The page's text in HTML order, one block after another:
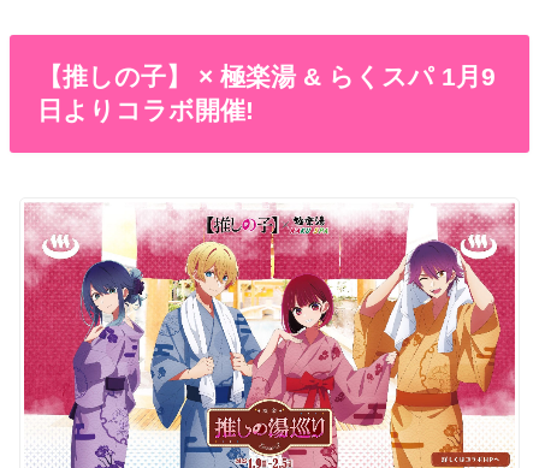
【推しの子】 × 極楽湯 & らくスパ 1月9
日よりコラボ開催!